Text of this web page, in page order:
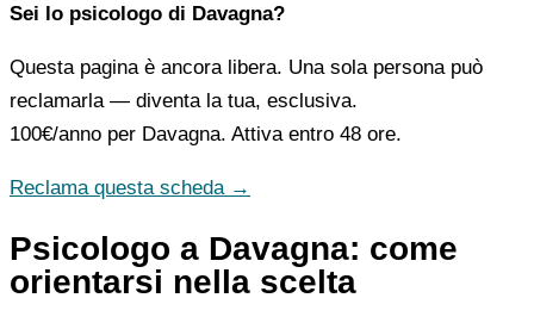
Sei lo psicologo di Davagna?
Questa pagina è ancora libera. Una sola persona può
reclamarla — diventa la tua, esclusiva.
100€/anno per Davagna. Attiva entro 48 ore.
Reclama questa scheda →
Psicologo a Davagna: come
orientarsi nella scelta